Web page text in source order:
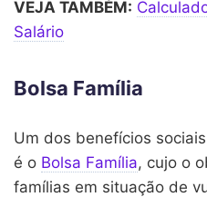
VEJA TAMBÉM:
Salário
Bolsa Família
Um dos benefícios
é o Bolsa Família, cujo o
famílias em situação de